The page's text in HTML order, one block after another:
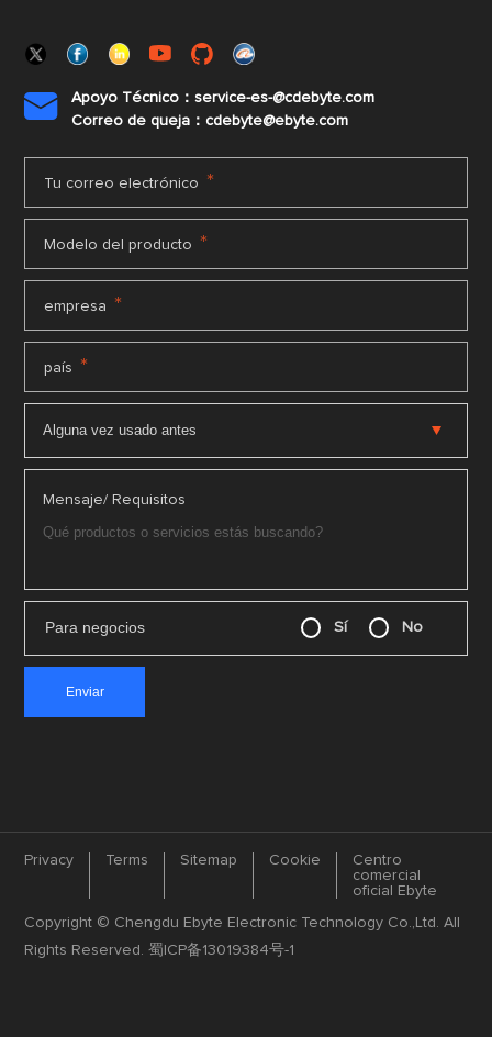

Apoyo Técnico：service-es-@cdebyte.com
Correo de queja：cdebyte@ebyte.com
Tu correo electrónico *
Modelo del producto *
empresa *
país *
Mensaje/ Requisitos
Para negocios Sí No
Privacy Terms Sitemap Cookie
Centro
comercial
oficial Ebyte
Copyright © Chengdu Ebyte Electronic Technology Co.,Ltd. All
Rights Reserved.蜀ICP备13019384号-1